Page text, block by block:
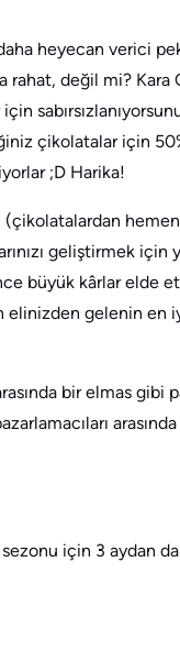
heyecan verici
değil mi? Kara
çikolatalar için
;D Harika!
geliştirmek için
büyük kârlar elde
elinizden gelenin en
bir elmas gibi
için 3 aydan